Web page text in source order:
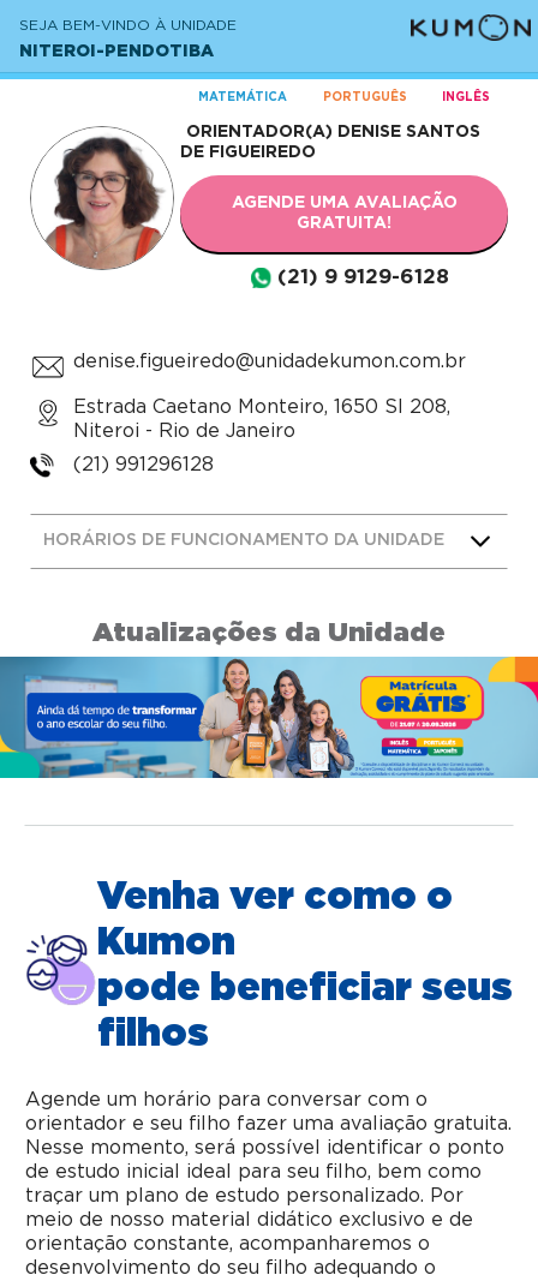
SEJA BEM-VINDO À UNIDADE
NITEROI-PENDOTIBA
MATEMÁTICA PORTUGUÊS INGLÊS
ORIENTADOR(A) DENISE SANTOS
DE FIGUEIREDO
AGENDE UMA AVALIAÇÃO
GRATUITA!
(21) 9 9129-6128
denise.figueiredo@unidadekumon.com.br
Estrada Caetano Monteiro, 1650 Sl 208,
Niteroi - Rio de Janeiro
(21) 991296128
HORÁRIOS DE FUNCIONAMENTO DA UNIDADE
Atualizações da Unidade
Venha ver como o
Kumon
pode beneficiar seus
filhos
Agende um horário para conversar com o
orientador e seu filho fazer uma avaliação gratuita.
Nesse momento, será possível identificar o ponto
de estudo inicial ideal para seu filho, bem como
traçar um plano de estudo personalizado. Por
meio de nosso material didático exclusivo e de
orientação constante, acompanharemos o
desenvolvimento do seu filho adequando o